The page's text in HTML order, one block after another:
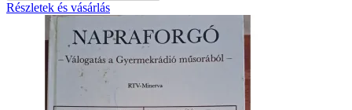
Részletek és vásárlás